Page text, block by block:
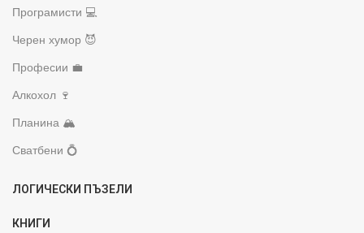
Програмисти 💻
Черен хумор 😈
Професии 💼
Алкохол 🍷
Планина 🏔️
Сватбени 💍
ЛОГИЧЕСКИ ПЪЗЕЛИ
КНИГИ